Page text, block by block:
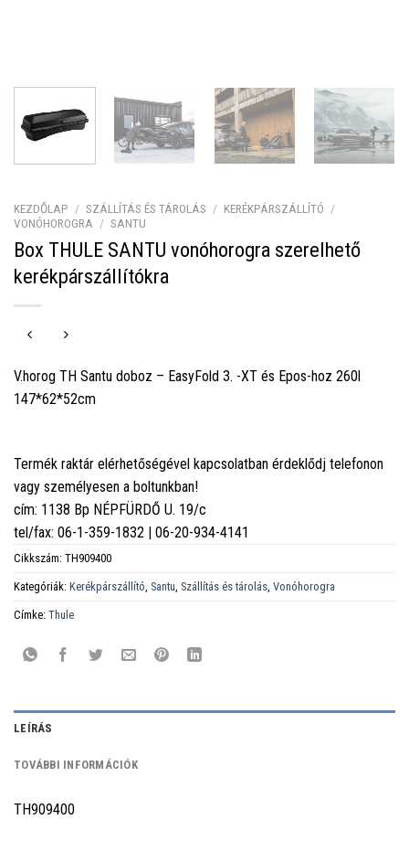
KEZDŐLAP / SZÁLLÍTÁS ÉS TÁROLÁS / KERÉKPÁRSZÁLLÍTÓ /
VONÓHOROGRA / SANTU
Box THULE SANTU vonóhorogra szerelhető
kerékpárszállítókra
V.horog TH Santu doboz – EasyFold 3. -XT és Epos-hoz 260l
147*62*52cm
Termék raktár elérhetőségével kapcsolatban érdeklődj telefonon
vagy személyesen a boltunkban!
cím: 1138 Bp NÉPFÜRDŐ U. 19/c
tel/fax: 06-1-359-1832 | 06-20-934-4141
Cikkszám: TH909400
Kategóriák: Kerékpárszállító, Santu, Szállítás és tárolás, Vonóhorogra
Címke: Thule
LEÍRÁS
TOVÁBBI INFORMÁCIÓK
TH909400